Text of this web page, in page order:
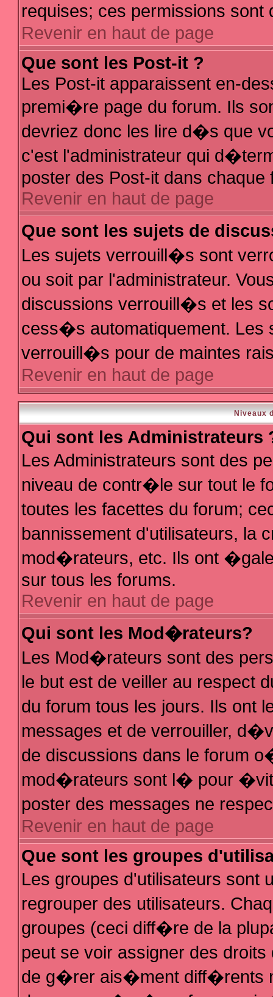
requises; ces permissions
Revenir en haut de page
Que sont les Post-it ?
Les Post-it apparaissent en-
premi�re page du forum. Ils
devriez donc les lire d�s que
c'est l'administrateur qui
poster des Post-it dans chaque
Revenir en haut de page
Que sont les sujets de
Les sujets verrouill�s sont
ou soit par l'administrateur.
discussions verrouill�s et les
cess�s automatiquement.
verrouill�s pour de maintes
Revenir en haut de page
Niveaux
Qui sont les Administrateurs
Les Administrateurs sont des
niveau de contr�le sur tout le
toutes les facettes du forum;
bannissement d'utilisateurs, la
mod�rateurs, etc. Ils ont
sur tous les forums.
Revenir en haut de page
Qui sont les Mod�rateurs?
Les Mod�rateurs sont des
le but est de veiller au respect
du forum tous les jours. Ils ont
messages et de verrouiller,
de discussions dans le forum
mod�rateurs sont l� pour
poster des messages ne
Revenir en haut de page
Que sont les groupes
Les groupes d'utilisateurs sont
regrouper des utilisateurs.
groupes (ceci diff�re de la
peut se voir assigner des
de g�rer ais�ment diff�rents